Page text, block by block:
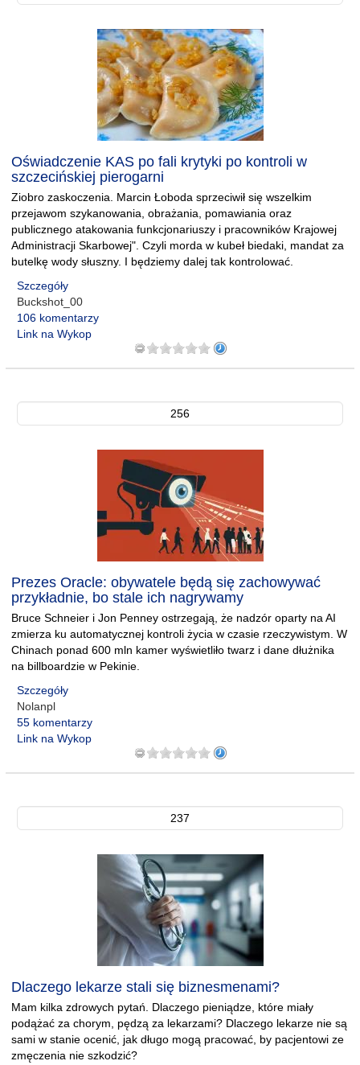
Oświadczenie KAS po fali krytyki po kontroli w
szczecińskiej pierogarni
Ziobro zaskoczenia. Marcin Łoboda sprzeciwił się wszelkim
przejawom szykanowania, obrażania, pomawiania oraz
publicznego atakowania funkcjonariuszy i pracowników Krajowej
Administracji Skarbowej". Czyli morda w kubeł biedaki, mandat za
butelkę wody słuszny. I będziemy dalej tak kontrolować.
Szczegóły
Buckshot_00
106 komentarzy
Link na Wykop
256
Prezes Oracle: obywatele będą się zachowywać
przykładnie, bo stale ich nagrywamy
Bruce Schneier i Jon Penney ostrzegają, że nadzór oparty na AI
zmierza ku automatycznej kontroli życia w czasie rzeczywistym. W
Chinach ponad 600 mln kamer wyświetliło twarz i dane dłużnika
na billboardzie w Pekinie.
Szczegóły
Nolanpl
55 komentarzy
Link na Wykop
237
Dlaczego lekarze stali się biznesmenami?
Mam kilka zdrowych pytań. Dlaczego pieniądze, które miały
podążać za chorym, pędzą za lekarzami? Dlaczego lekarze nie są
sami w stanie ocenić, jak długo mogą pracować, by pacjentowi ze
zmęczenia nie szkodzić?